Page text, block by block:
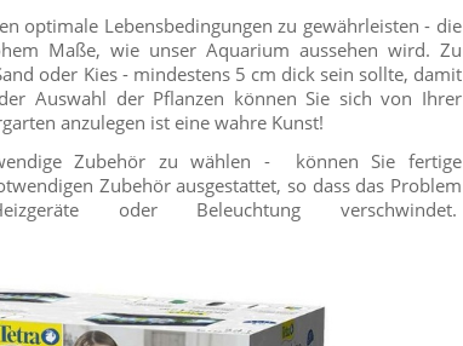
optimale Lebensbedingungen zu gewährleisten - die
Maße, wie unser Aquarium aussehen wird. Zu
oder Kies - mindestens 5 cm dick sein sollte, damit
Auswahl der Pflanzen können Sie sich von Ihrer
anzulegen ist eine wahre Kunst!
Zubehör zu wählen - können Sie fertige
Zubehör ausgestattet, so dass das Problem
oder Beleuchtung verschwindet.